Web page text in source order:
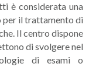
è considerata una
il trattamento di
Il centro dispone
di svolgere nel
di esami o